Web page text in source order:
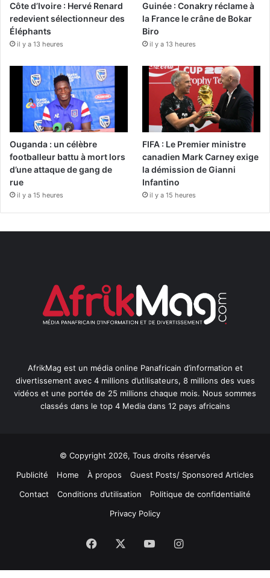
Côte d’Ivoire : Hervé Renard
redevient sélectionneur des
Éléphants
il y a 13 heures
Guinée : Conakry réclame à
la France le crâne de Bokar
Biro
il y a 13 heures
Ouganda : un célèbre
footballeur battu à mort lors
d’une attaque de gang de
rue
il y a 15 heures
FIFA : Le Premier ministre
canadien Mark Carney exige
la démission de Gianni
Infantino
il y a 15 heures
AfrikMag est un média online Panafricain d’information et
divertissement avec 4 millions d’utilisateurs, 8 millions des vues
vidéos et une portée de 25 millions chaque mois. Nous sommes
classés dans le top 4 Media dans 12 pays africains
© Copyright 2026, Tous droits réservés
Publicité
Home À propos
Guest Posts/ Sponsored Articles
Contact
Conditions d’utilisation
Politique de confidentialité
Privacy Policy
Facebook YouTubeInstagram